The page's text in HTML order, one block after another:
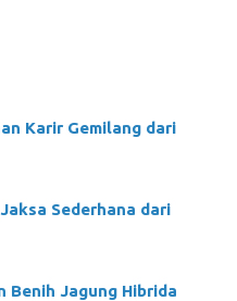
Karir Gemilang dari
Sederhana dari
Benih Jagung Hibrida